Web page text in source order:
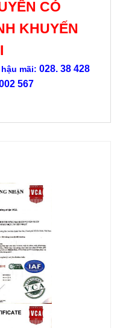
CÓ
KHUYẾN
mãi: 028. 38 428
567